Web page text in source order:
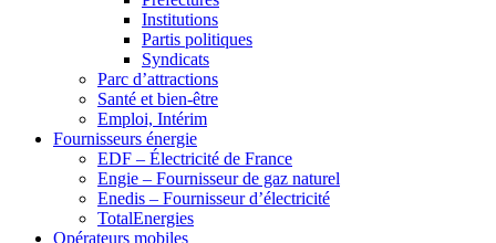
Institutions
Partis politiques
Syndicats
Parc d’attractions
Santé et bien-être
Emploi, Intérim
Fournisseurs énergie
EDF – Électricité de France
Engie – Fournisseur de gaz naturel
Enedis – Fournisseur d’électricité
TotalEnergies
Opérateurs mobiles